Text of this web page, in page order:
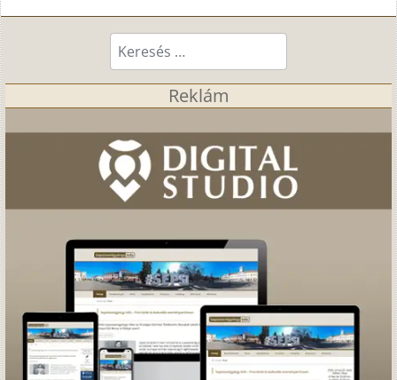
Keresés...
Reklám